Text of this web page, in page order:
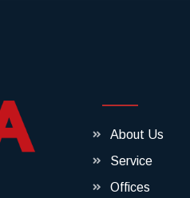
About Us
Service
Offices